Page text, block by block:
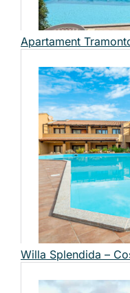
Apartament
Willa Splendida –